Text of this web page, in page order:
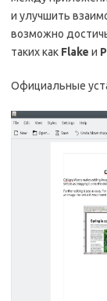
и улучшить
возможно
таких как Flake и
Официальные